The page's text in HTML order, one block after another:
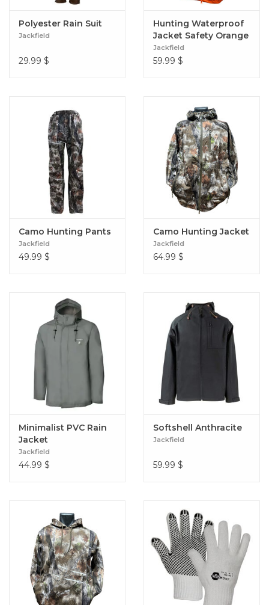
Polyester Rain Suit
Jackfield
29.99 $
Hunting Waterproof
Jacket Safety Orange
Jackfield
59.99 $
Camo Hunting Pants
Jackfield
49.99 $
Camo Hunting Jacket
Jackfield
64.99 $
Minimalist PVC Rain
Jacket
Jackfield
44.99 $
Softshell Anthracite
Jackfield
59.99 $